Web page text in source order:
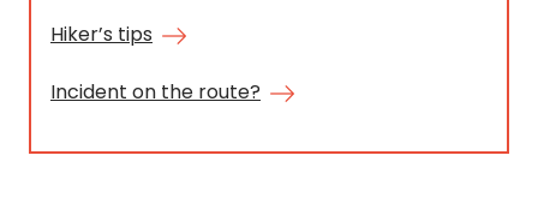
Hiker’s tips
Incident on the route?